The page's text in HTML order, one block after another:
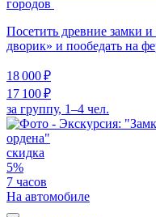
городов
Посетить древние замки
дворик» и пообедать на
18 000 ₽
17 100 ₽
за группу, 1–4 чел.
скидка
5%
7 часов
На автомобиле